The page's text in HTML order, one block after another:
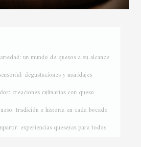
un mundo de quesos a su alcance
degustaciones y maridajes
creaciones culinarias con queso
tradición e historia en cada bocado
experiencias queseras para todos